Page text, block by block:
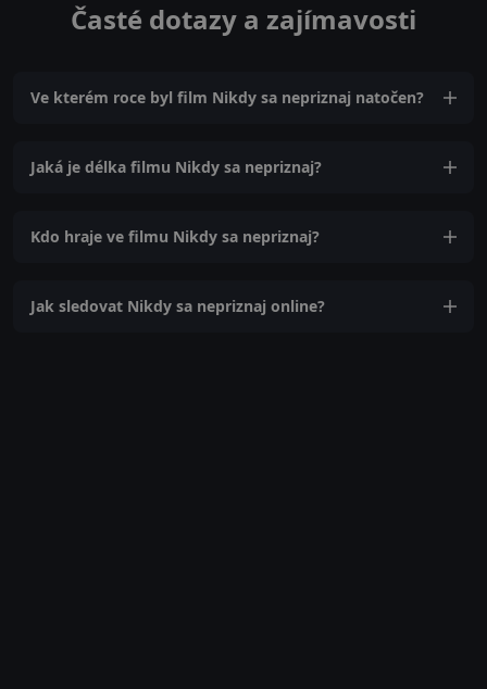
Časté dotazy a zajímavosti
Ve kterém roce byl film Nikdy sa nepriznaj natočen?
Jaká je délka filmu Nikdy sa nepriznaj?
Kdo hraje ve filmu Nikdy sa nepriznaj?
Jak sledovat Nikdy sa nepriznaj online?